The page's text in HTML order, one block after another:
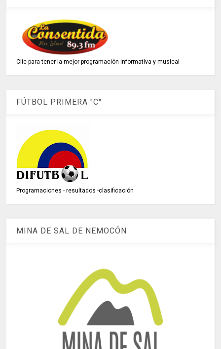
Clic para tener la mejor programación informativa y musical
FÚTBOL PRIMERA "C"
Programaciones - resultados -clasificación
MINA DE SAL DE NEMOCÓN